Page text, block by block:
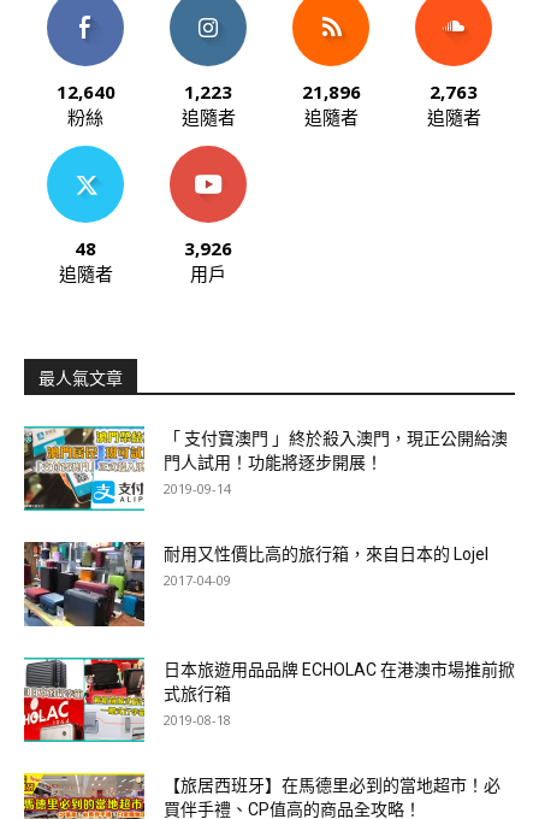
12,640
粉絲
1,223
追隨者
21,896
追隨者
2,763
追隨者
48
追隨者
3,926
用戶
最人氣文章
「 支付寶澳門 」終於殺入澳門，現正公開給澳
門人試用！功能將逐步開展！
2019-09-14
耐用又性價比高的旅行箱，來自日本的 Lojel
2017-04-09
日本旅遊用品品牌 ECHOLAC 在港澳市場推前掀
式旅行箱
2019-08-18
【旅居西班牙】在馬德里必到的當地超市！必
買伴手禮、CP值高的商品全攻略！